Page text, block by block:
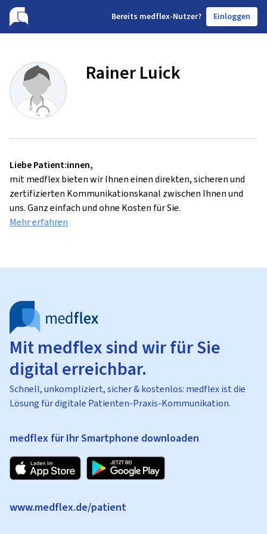
Bereits medflex-Nutzer? Einloggen
Rainer Luick
Liebe Patient:innen,
mit medflex bieten wir Ihnen einen direkten, sicheren und
zertifizierten Kommunikationskanal zwischen Ihnen und
uns. Ganz einfach und ohne Kosten für Sie.
Mehr erfahren
Mit medflex sind wir für Sie
digital erreichbar.
Schnell, unkompliziert, sicher & kostenlos: medflex ist die
Lösung für digitale Patienten-Praxis-Kommunikation.
medflex für Ihr Smartphone downloaden
www.medflex.de/patient